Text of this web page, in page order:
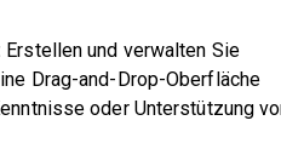
Erstellen und verwalten Sie
Drag-and-Drop-Oberfläche
oder Unterstützung